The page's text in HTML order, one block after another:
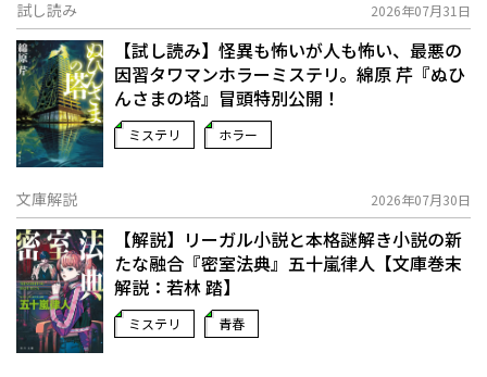
試し読み 2026年07月31日
【試し読み】怪異も怖いが人も怖い、最悪の
因習タワマンホラーミステリ。綿原 芹『ぬひ
んさまの塔』冒頭特別公開！
ミステリ ホラー
文庫解説 2026年07月30日
【解説】リーガル小説と本格謎解き小説の新
たな融合――『密室法典』五十嵐律人【文庫巻末
解説：若林 踏】
ミステリ 青春